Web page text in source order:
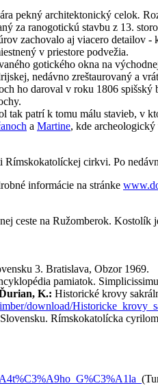
pekný architektonický celok.
za ranogotickú stavbu z 13.
zachovalo aj viacero detailov -
v priestore podvežia.
gotického okna na
nedávno zreštaurovaný a
ho daroval v roku 1806
tak patrí k tomu málu stavieb, v
a Martine, kde
cirkvi. Po
informácie na stránke
ceste na Ružomberok.
3. Bratislava, Obzor 1969.
pamiatok.
K.: Historické krovy
download/
Rímskokatolícka